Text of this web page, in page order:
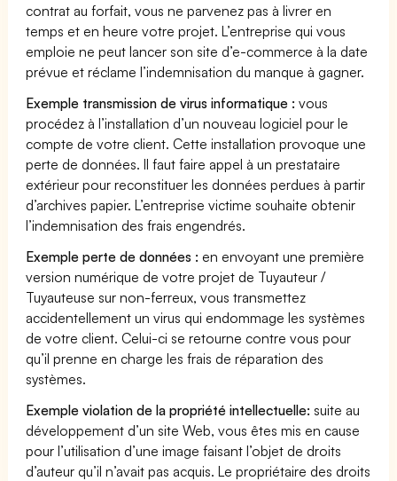
contrat au forfait, vous ne parvenez pas à livrer en
temps et en heure votre projet. L’entreprise qui vous
emploie ne peut lancer son site d’e-commerce à la date
prévue et réclame l’indemnisation du manque à gagner.
Exemple transmission de virus informatique : vous
procédez à l’installation d’un nouveau logiciel pour le
compte de votre client. Cette installation provoque une
perte de données. Il faut faire appel à un prestataire
extérieur pour reconstituer les données perdues à partir
d’archives papier. L’entreprise victime souhaite obtenir
l’indemnisation des frais engendrés.
Exemple perte de données : en envoyant une première
version numérique de votre projet de Tuyauteur /
Tuyauteuse sur non-ferreux, vous transmettez
accidentellement un virus qui endommage les systèmes
de votre client. Celui-ci se retourne contre vous pour
qu’il prenne en charge les frais de réparation des
systèmes.
Exemple violation de la propriété intellectuelle: suite au
développement d’un site Web, vous êtes mis en cause
pour l’utilisation d’une image faisant l’objet de droits
d’auteur qu’il n’avait pas acquis. Le propriétaire des droits